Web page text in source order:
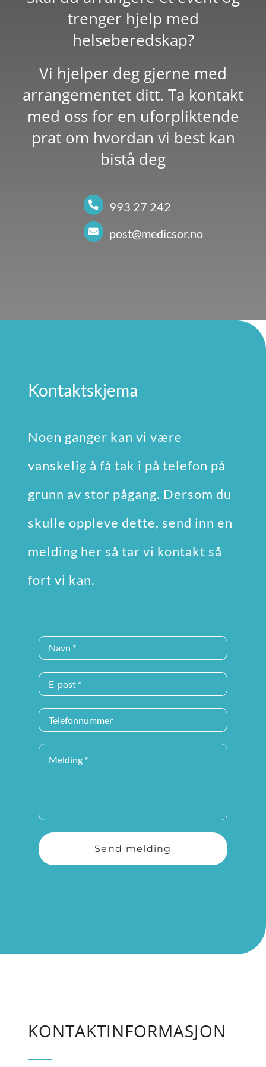
trenger hjelp med
helseberedskap?
Vi hjelper deg gjerne med
arrangementet ditt. Ta kontakt
med oss for en uforpliktende
prat om hvordan vi best kan
bistå deg
993 27 242
post@medicsor.no
Kontaktskjema
Noen ganger kan vi være
vanskelig å få tak i på telefon på
grunn av stor pågang. Dersom du
skulle oppleve dette, send inn en
melding her så tar vi kontakt så
fort vi kan.
Send melding
KONTAKTINFORMASJON